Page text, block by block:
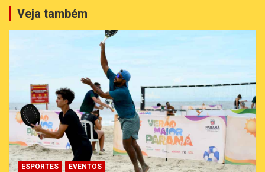
Veja também
ESPORTES EVENTOS